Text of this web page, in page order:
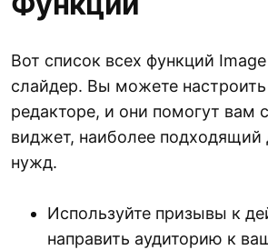
Вот список всех функций
слайдер. Вы можете
редакторе, и они помогут вам
виджет, наиболее подходящий
нужд.
Используйте призывы к
направить аудиторию к